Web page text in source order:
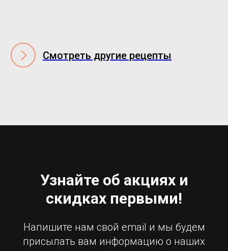
Смотреть другие рецепты
Узнайте об акциях и
скидках первыми!
Напишите нам свой email и мы будем
присылать вам информацию о наших